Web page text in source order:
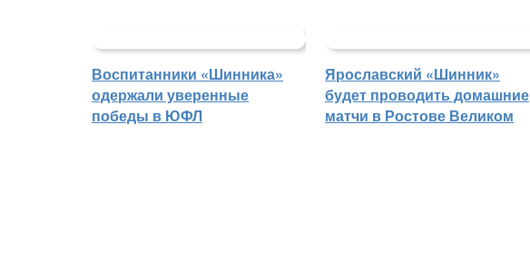
Воспитанники «Шинника»
одержали уверенные
победы в ЮФЛ
Ярославский «Шинник»
будет проводить домашние
матчи в Ростове Великом